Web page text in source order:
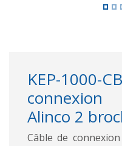
KEP-
connexion
Alinco 2
Câble de